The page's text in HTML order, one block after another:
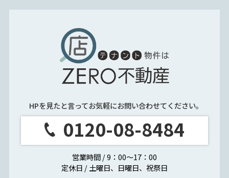
HPを見たと言ってお気軽にお問い合わせてください。
0120-08-8484
営業時間 / 9：00～17：00
定休日 / 土曜日、日曜日、祝祭日